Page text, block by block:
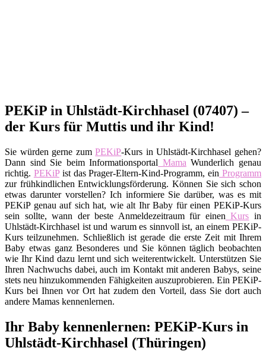
PEKiP in Uhlstädt-Kirchhasel (07407) –
der Kurs für Muttis und ihr Kind!
Sie würden gerne zumPEKiP-Kurs in Uhlstädt-Kirchhasel gehen?
Dann sind Sie beim Informationsportal Mama Wunderlich genau
richtig. PEKiPist das Prager-Eltern-Kind-Programm, ein Programm
zur frühkindlichen Entwicklungsförderung. Können Sie sich schon
etwas darunter vorstellen? Ich informiere Sie darüber, was es mit
PEKiP genau auf sich hat, wie alt Ihr Baby für einen PEKiP-Kurs
sein sollte, wann der beste Anmeldezeitraum für einen Kurs in
Uhlstädt-Kirchhasel ist und warum es sinnvoll ist, an einem PEKiP-
Kurs teilzunehmen. Schließlich ist gerade die erste Zeit mit Ihrem
Baby etwas ganz Besonderes und Sie können täglich beobachten
wie Ihr Kind dazu lernt und sich weiterentwickelt. Unterstützen Sie
Ihren Nachwuchs dabei, auch im Kontakt mit anderen Babys, seine
stets neu hinzukommenden Fähigkeiten auszuprobieren. Ein PEKiP-
Kurs bei Ihnen vor Ort hat zudem den Vorteil, dass Sie dort auch
andere Mamas kennenlernen.
Ihr Baby kennenlernen: PEKiP-Kurs in
Uhlstädt-Kirchhasel (Thüringen)